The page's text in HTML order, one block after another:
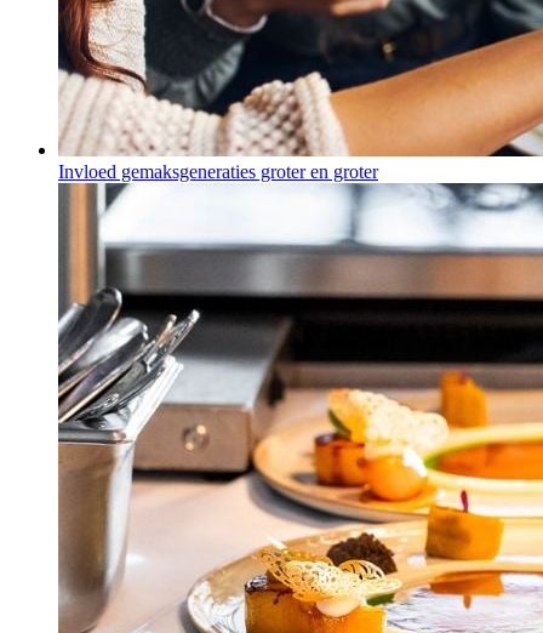
Invloed gemaksgeneraties groter en groter